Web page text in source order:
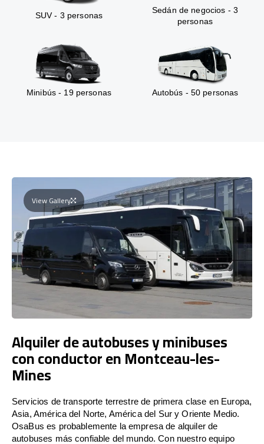
SUV - 3 personas
Sedán de negocios - 3
personas
Minibús - 19 personas Autobús - 50 personas
View Gallery
Alquiler de autobuses y minibuses
con conductor en Montceau-les-
Mines
Servicios de transporte terrestre de primera clase en Europa,
Asia, América del Norte, América del Sur y Oriente Medio.
OsaBus es probablemente la empresa de alquiler de
autobuses más confiable del mundo. Con nuestro equipo